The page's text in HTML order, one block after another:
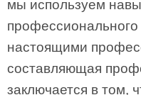
мы используем
профессионального
настоящими
составляющая
заключается в том,